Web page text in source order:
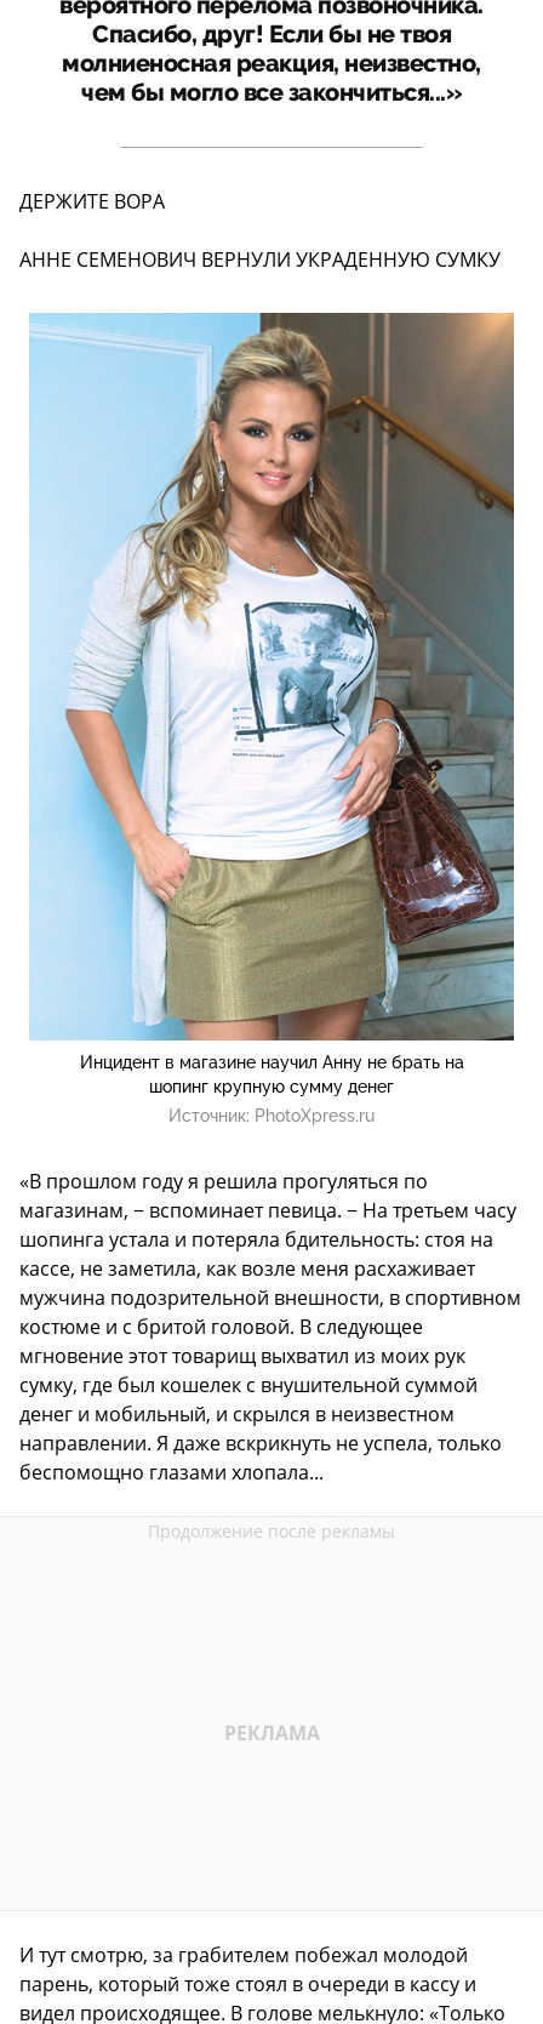
Спасибо, друг! Если бы не твоя
молниеносная реакция, неизвестно,
чем бы могло все закончиться...»
ДЕРЖИТЕ ВОРА
АННЕ СЕМЕНОВИЧ ВЕРНУЛИ УКРАДЕННУЮ СУМКУ
Инцидент в магазине научил Анну не брать на
шопинг крупную сумму денег
Источник: PhotoXpress.ru
«В прошлом году я решила прогуляться по
магазинам, − вспоминает певица. − На третьем часу
шопинга устала и потеряла бдительность: стоя на
кассе, не заметила, как возле меня расхаживает
мужчина подозрительной внешности, в спортивном
костюме и с бритой головой. В следующее
мгновение этот товарищ выхватил из моих рук
сумку, где был кошелек с внушительной суммой
денег и мобильный, и скрылся в неизвестном
направлении. Я даже вскрикнуть не успела, только
беспомощно глазами хлопала...
И тут смотрю, за грабителем побежал молодой
парень, который тоже стоял в очереди в кассу и
видел происходящее. В голове мелькнуло: «Только